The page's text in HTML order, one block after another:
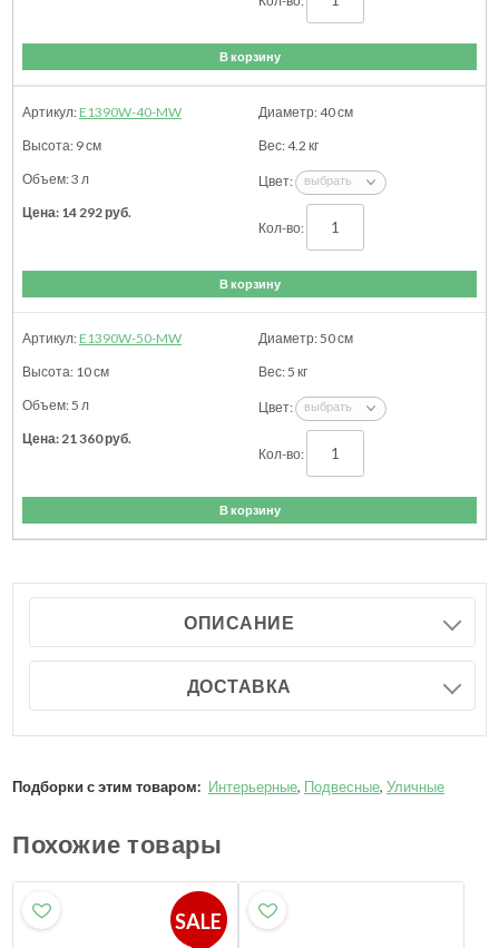
В корзину
E1390W-40-MW 40см
9см 4.2 кг
3 л
14 292руб.
В корзину
E1390W-50-MW 50см
10см 5 кг
5 л
21 360руб.
В корзину
ОПИСАНИЕ
ДОСТАВКА
Подборки с этим товаром: Интерьерные, Подвесные, Уличные
Похожие товары
SALE